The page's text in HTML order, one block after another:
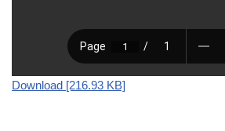
Download [216.93 KB]